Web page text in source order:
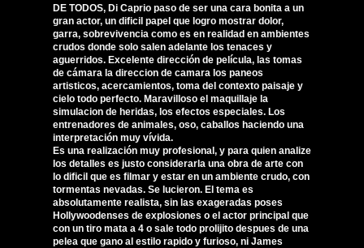
DE TODOS, Di Caprio paso de ser una cara bonita a un
gran actor, un dificil papel que logro mostrar dolor,
garra, sobrevivencia como es en realidad en ambientes
crudos donde solo salen adelante los tenaces y
aguerridos. Excelente dirección de película, las tomas
de cámara la direccion de camara los paneos
artisticos, acercamientos, toma del contexto paisaje y
cielo todo perfecto. Maravilloso el maquillaje la
simulacion de heridas, los efectos especiales. Los
entrenadores de animales, oso, caballos haciendo una
interpretación muy vívida.
Es una realización muy profesional, y para quien analize
los detalles es justo considerarla una obra de arte con
lo dificil que es filmar y estar en un ambiente crudo, con
tormentas nevadas. Se lucieron. El tema es
absolutamente realista, sin las exageradas poses
Hollywoodenses de explosiones o el actor principal que
con un tiro mata a 4 o sale todo prolijito despues de una
pelea que gano al estilo rapido y furioso, ni James